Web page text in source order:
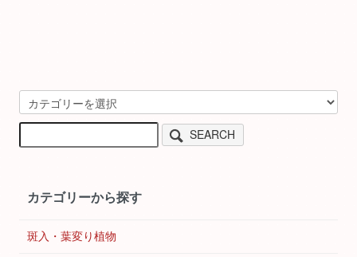
SEARCH
カテゴリーから探す
斑入・葉変り植物